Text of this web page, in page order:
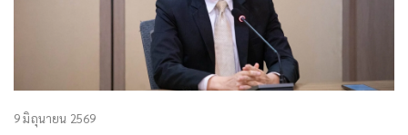
9 มิถุนายน 2569